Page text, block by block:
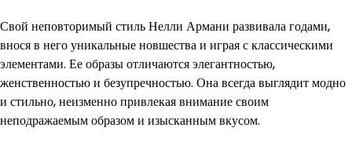
Свой неповторимый стиль Нелли Армани развивала годами,
внося в него уникальные новшества и играя с классическими
элементами. Ее образы отличаются элегантностью,
женственностью и безупречностью. Она всегда выглядит модно
и стильно, неизменно привлекая внимание своим
неподражаемым образом и изысканным вкусом.